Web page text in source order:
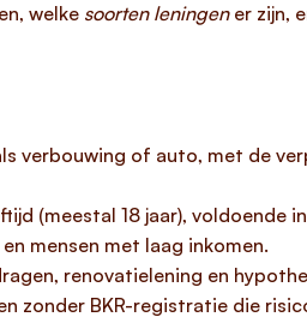
welke soorten leningener zijn,
verbouwing of auto, met de
(meestal 18 jaar), voldoende
mensen met laag inkomen.
renovatielening en
zonder BKR-registratie die